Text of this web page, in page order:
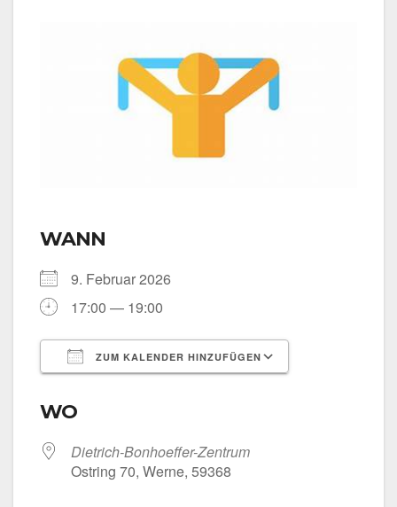
WANN
9. Febru­ar 2026
17:00 — 19:00
ZUM KALENDER HINZUFÜGEN
WO
Dietrich-Bonhoeffer-Zentrum
Ost­ring 70, Wer­ne, 59368